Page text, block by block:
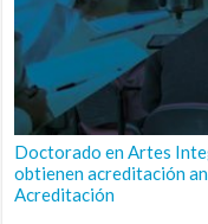
Doctorado en Artes
obtienen acreditación
Acreditación